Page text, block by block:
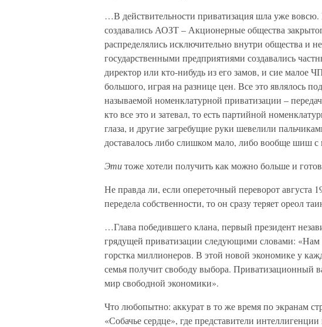
…В действительности приватизация шла уже
создавались АОЗТ – Акционерные общества
распределялись исключительно внутри общества и
государственными предприятиями создавались
директор или кто-нибудь из его замов, и сие малое
большого, играя на разнице цен. Все это являлось
называемой номенклатурной приватизации –
кто все это и затевал, то есть партийной
глаза, и другие загребущие руки шевелили
доставалось либо слишком мало, либо вообще шиш с
Этитоже хотели получить как можно больше и
Не правда ли, если опереточный переворот августа
передела собственности, то он сразу теряет ореол
…Глава победившего клана, первый президент
грядущей приватизации следующими словами:
горстка миллионеров. В этой новой экономике у
семья получит свободу выбора. Приватизационный
мир свободной экономики».
Что любопытно: аккурат в то же время по экранам
«Собачье сердце», где представители